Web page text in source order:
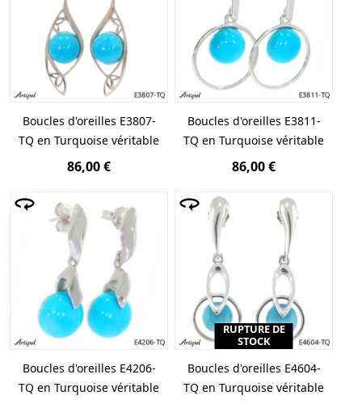
Boucles d'oreilles E3807-
TQ en Turquoise véritable
86,00 €
Boucles d'oreilles E3811-
TQ en Turquoise véritable
86,00 €
Boucles d'oreilles E4206-
TQ en Turquoise véritable
RUPTURE DE
STOCK
Boucles d'oreilles E4604-
TQ en Turquoise véritable